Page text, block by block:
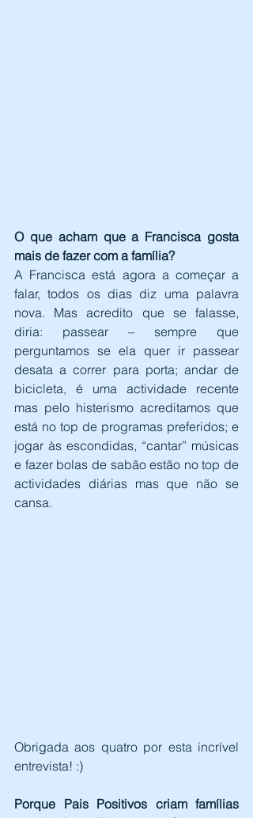
O que acham que a Francisca gosta
mais de fazer com a família?
A Francisca está agora a começar a
falar, todos os dias diz uma palavra
nova. Mas acredito que se falasse,
diria: passear – sempre que
perguntamos se ela quer ir passear
desata a correr para porta; andar de
bicicleta, é uma actividade recente
mas pelo histerismo acreditamos que
está no top de programas preferidos; e
jogar às escondidas, “cantar” músicas
e fazer bolas de sabão estão no top de
actividades diárias mas que não se
cansa.
Obrigada aos quatro por esta incrível
entrevista! :)
Porque Pais Positivos criam famílias